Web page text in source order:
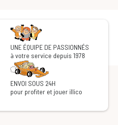
UNE ÉQUIPE DE PASSIONNÉS
à votre service depuis 1978
ENVOI SOUS 24H
pour profiter et jouer illico